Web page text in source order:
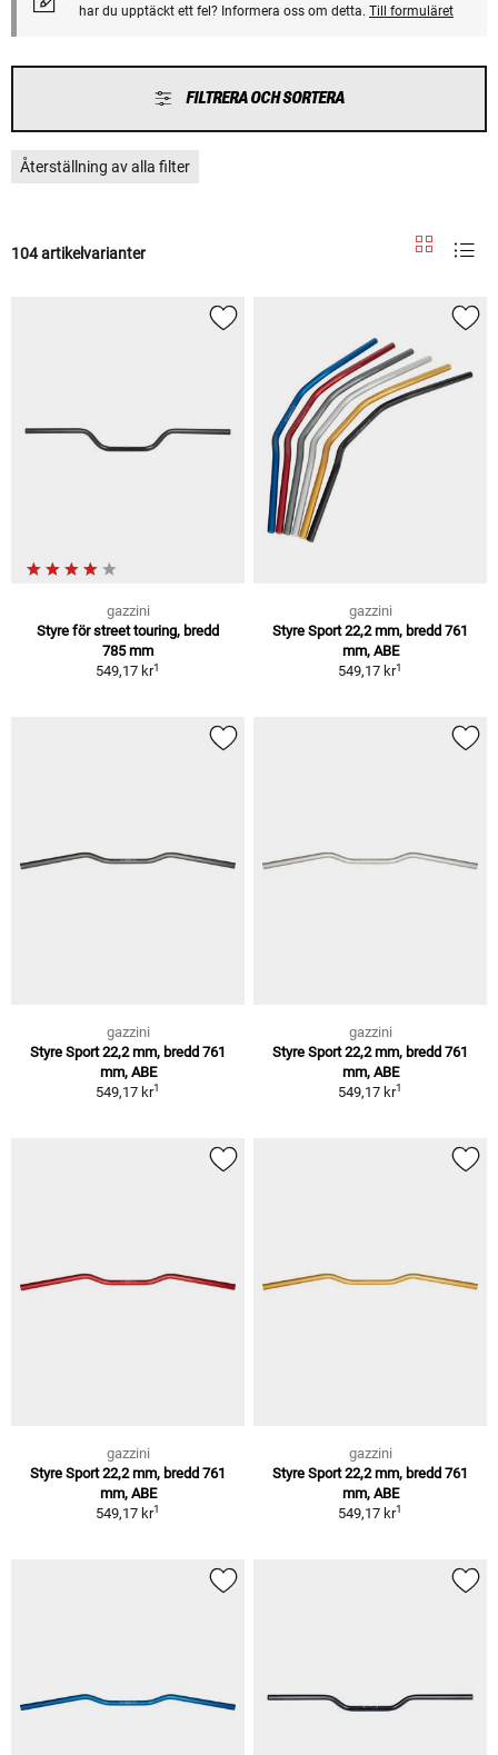
har du upptäckt ett fel? Informera oss om detta. Till formuläret
FILTRERA OCH SORTERA
Återställning av alla filter
104 artikelvarianter
gazzini
Styre för street touring, bredd
785 mm
549,17 kr1
gazzini
Styre Sport 22,2 mm, bredd 761
mm, ABE
549,17 kr1
gazzini
Styre Sport 22,2 mm, bredd 761
mm, ABE
549,17 kr1
gazzini
Styre Sport 22,2 mm, bredd 761
mm, ABE
549,17 kr1
gazzini
Styre Sport 22,2 mm, bredd 761
mm, ABE
549,17 kr1
gazzini
Styre Sport 22,2 mm, bredd 761
mm, ABE
549,17 kr1